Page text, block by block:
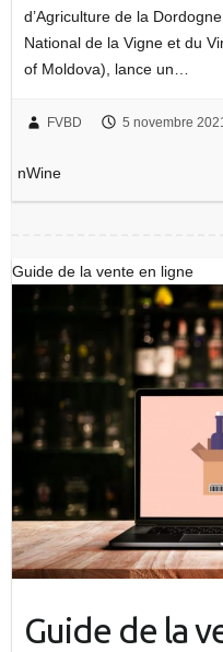
d’Agriculture de la
National de la Vigne et du
of Moldova), lance un…
FVBD 5 novembre 2021
nWine
Guide de la vente en ligne
Guide de la